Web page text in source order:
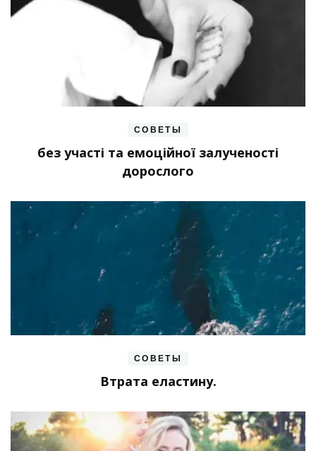
СОВЕТЫ
без участі та емоційної залученості
дорослого
СОВЕТЫ
Втрата еластину.